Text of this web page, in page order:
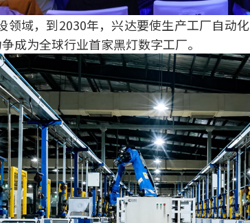
领域，到2030年，兴达要使生产工厂自动
成为全球行业首家黑灯数字工厂。